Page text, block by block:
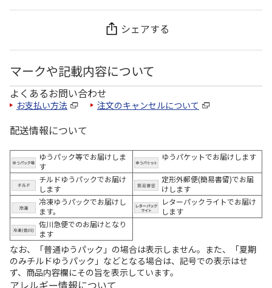
シェアする
マークや記載内容について
よくあるお問い合わせ
お支払い方法 注文のキャンセルについて
配送情報について
ゆうパック等でお届けしま
す
ゆうパケットでお届けします
チルドゆうパックでお届け
します
定形外郵便(簡易書留)でお届
けします
冷凍ゆうパックでお届けし
ます。
レターパックライトでお届け
します
佐川急便でのお届けとなり
ます
なお、「普通ゆうパック」の場合は表示しません。また、「夏期
のみチルドゆうパック」などとなる場合は、記号での表示はせ
ず、商品内容欄にその旨を表示しています。
アレルギー情報について